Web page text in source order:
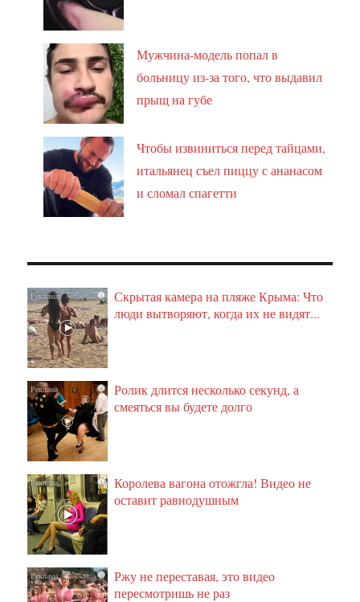
Мужчина-модель попал в
больницу из-за того, что выдавил
прыщ на губе
Чтобы извиниться перед тайцами,
итальянец съел пиццу с ананасом
и сломал спагетти
i
Скрытая камера на пляже Крыма: Что
люди вытворяют, когда их не видят...
i
Ролик длится несколько секунд, а
смеяться вы будете долго
i
Королева вагона отожгла! Видео не
оставит равнодушным
i
Ржу не переставая, это видео
пересмотришь не раз